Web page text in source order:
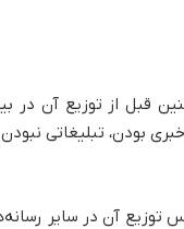
قبل از توزیع آن در
بودن، تبلیغاتی
توزیع آن در سایر